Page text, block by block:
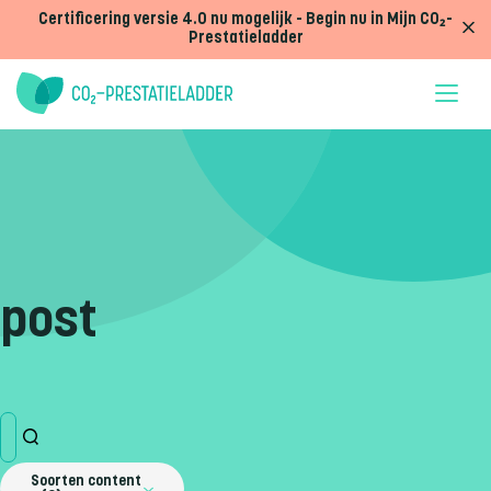
Certificering versie 4.0 nu mogelijk - Begin nu in Mijn CO₂-
Prestatieladder
post
Soorten content